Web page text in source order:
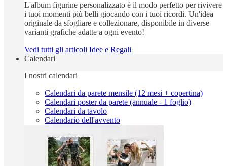
L'album figurine personalizzato è il modo perfetto per rivivere
i tuoi momenti più belli giocando con i tuoi ricordi. Un'idea
originale da sfogliare e collezionare, disponibile in diverse
varianti grafiche adatte a ogni evento!
Vedi tutti gli articoli Idee e Regali
Calendari
I nostri calendari
Calendari da parete mensile (12 mesi + copertina)
Calendari poster da parete (annuale - 1 foglio)
Calendari da tavolo
Calendario dell'avvento